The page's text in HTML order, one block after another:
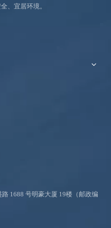
、宜居环境。
1688 号明豪大厦 19楼（邮政编